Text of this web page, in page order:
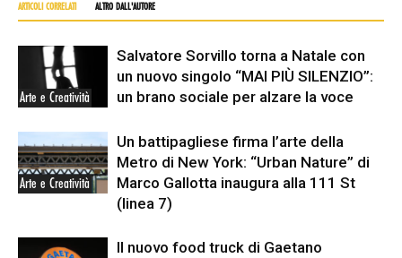
ARTICOLI CORRELATI ALTRO DALL'AUTORE
Arte e Creatività
Salvatore Sorvillo torna a Natale con
un nuovo singolo “MAI PIÙ SILENZIO”:
un brano sociale per alzare la voce
Arte e Creatività
Un battipagliese firma l’arte della
Metro di New York: “Urban Nature” di
Marco Gallotta inaugura alla 111 St
(linea 7)
Il nuovo food truck di Gaetano